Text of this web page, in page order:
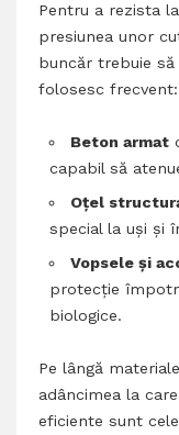
Pentru a rezista
presiunea unor
buncăr trebuie
folosesc frecvent:
Beton armat
capabil să
Oțel
special la uși și
Vopsele și
protecție
biologice.
Pe lângă
adâncimea la
eficiente sunt